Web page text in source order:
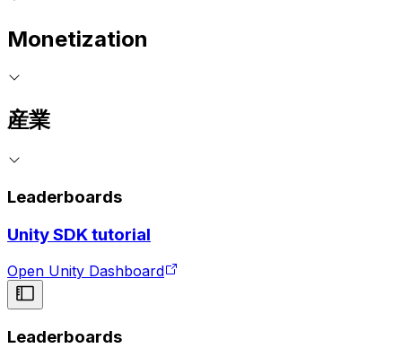
Monetization
産業
Leaderboards
Unity SDK tutorial
Open Unity Dashboard
Leaderboards